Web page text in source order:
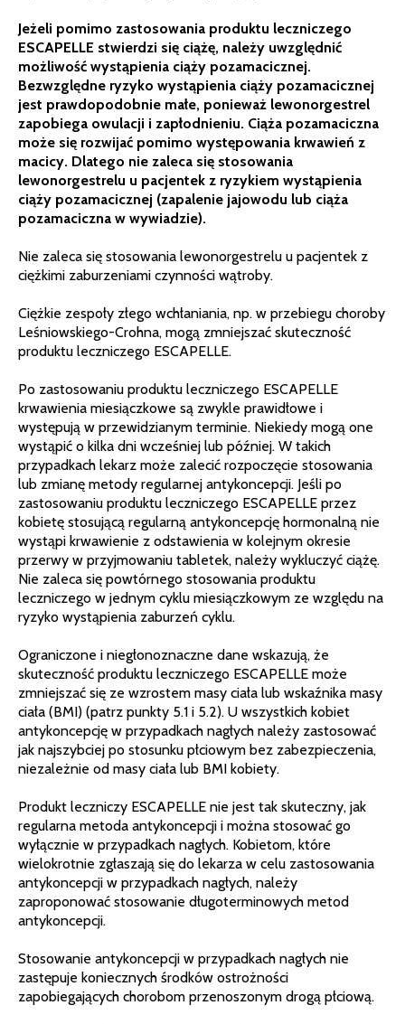
Jeżeli pomimo zastosowania produktu leczniczego
ESCAPELLE stwierdzi się ciążę, należy uwzględnić
możliwość wystąpienia ciąży pozamacicznej.
Bezwzględne ryzyko wystąpienia ciąży pozamacicznej
jest prawdopodobnie małe, ponieważ lewonorgestrel
zapobiega owulacji i zapłodnieniu. Ciąża pozamaciczna
może się rozwijać pomimo występowania krwawień z
macicy. Dlatego nie zaleca się stosowania
lewonorgestrelu u pacjentek z ryzykiem wystąpienia
ciąży pozamacicznej (zapalenie jajowodu lub ciąża
pozamaciczna w wywiadzie).
Nie zaleca się stosowania lewonorgestrelu u pacjentek z
ciężkimi zaburzeniami czynności wątroby.
Ciężkie zespoły złego wchłaniania, np. w przebiegu choroby
Leśniowskiego-Crohna, mogą zmniejszać skuteczność
produktu leczniczego ESCAPELLE.
Po zastosowaniu produktu leczniczego ESCAPELLE
krwawienia miesiączkowe są zwykle prawidłowe i
występują w przewidzianym terminie. Niekiedy mogą one
wystąpić o kilka dni wcześniej lub później. W takich
przypadkach lekarz może zalecić rozpoczęcie stosowania
lub zmianę metody regularnej antykoncepcji. Jeśli po
zastosowaniu produktu leczniczego ESCAPELLE przez
kobietę stosującą regularną antykoncepcję hormonalną nie
wystąpi krwawienie z odstawienia w kolejnym okresie
przerwy w przyjmowaniu tabletek, należy wykluczyć ciążę.
Nie zaleca się powtórnego stosowania produktu
leczniczego w jednym cyklu miesiączkowym ze względu na
ryzyko wystąpienia zaburzeń cyklu.
Ograniczone i niegłonoznaczne dane wskazują, że
skuteczność produktu leczniczego ESCAPELLE może
zmniejszać się ze wzrostem masy ciała lub wskaźnika masy
ciała (BMI) (patrz punkty 5.1 i 5.2). U wszystkich kobiet
antykoncepcję w przypadkach nagłych należy zastosować
jak najszybciej po stosunku płciowym bez zabezpieczenia,
niezależnie od masy ciała lub BMI kobiety.
Produkt leczniczy ESCAPELLE nie jest tak skuteczny, jak
regularna metoda antykoncepcji i można stosować go
wyłącznie w przypadkach nagłych. Kobietom, które
wielokrotnie zgłaszają się do lekarza w celu zastosowania
antykoncepcji w przypadkach nagłych, należy
zaproponować stosowanie długoterminowych metod
antykoncepcji.
Stosowanie antykoncepcji w przypadkach nagłych nie
zastępuje koniecznych środków ostrożności
zapobiegających chorobom przenoszonym drogą płciową.